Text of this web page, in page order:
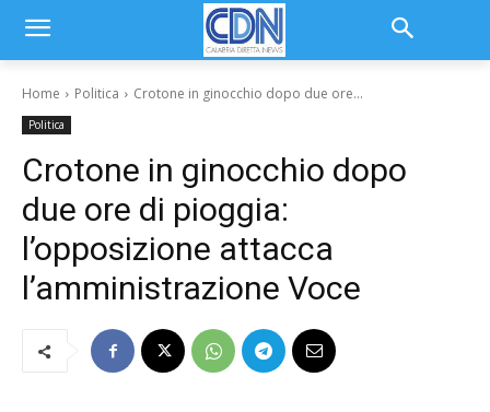
Home Politica Crotone in ginocchio dopo due ore...
Politica
Crotone in ginocchio dopo
due ore di pioggia:
l’opposizione attacca
l’amministrazione Voce